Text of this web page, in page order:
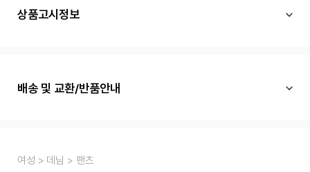
상품고시정보
배송 및 교환/반품안내
여성 데님 팬츠